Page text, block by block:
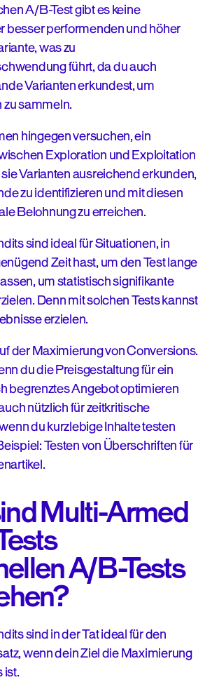
A/B-Test gibt es keine
besser performenden und höher
was zu
führt, da du auch
Varianten erkundest, um
sammeln.
hingegen versuchen, ein
Exploration und Exploitation
Varianten ausreichend erkunden,
zu identifizieren und mit diesen
Belohnung zu erreichen.
sind ideal für Situationen, in
Zeit hast, um den Test lange
um statistisch signifikante
Denn mit solchen Tests kannst
erzielen.
der Maximierung von Conversions.
du die Preisgestaltung für ein
begrenztes Angebot optimieren
nützlich für zeitkritische
du kurzlebige Inhalte testen
Testen von Überschriften für
Multi-Armed
A/B-Tests
sind in der Tat ideal für den
wenn dein Ziel die Maximierung
ist.